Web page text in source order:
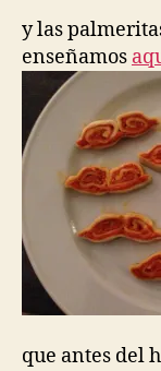
y las
enseñamos
que antes del